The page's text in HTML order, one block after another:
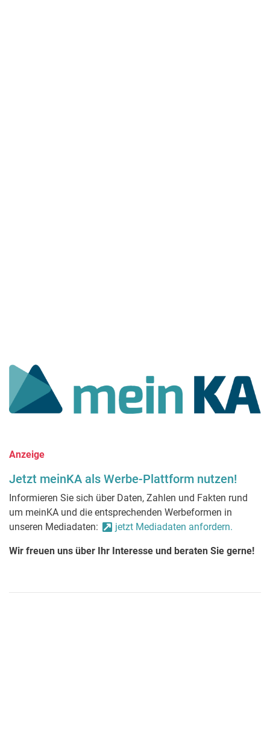
Anzeige
Jetzt meinKA als Werbe-Plattform nutzen!
Informieren Sie sich über Daten, Zahlen und Fakten rund
um meinKA und die entsprechenden Werbeformen in
unseren Mediadaten:
jetzt Mediadaten anfordern.
Wir freuen uns über Ihr Interesse und beraten Sie gerne!